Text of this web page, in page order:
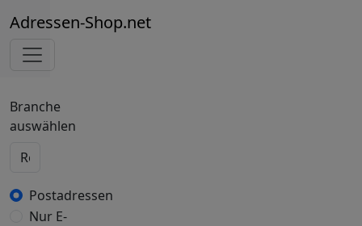
Adressen-Shop.net
Branche
auswählen
Postadressen
Nur E-